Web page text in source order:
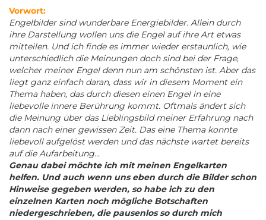
Vorwort:
Engelbilder sind wunderbare Energiebilder. Allein durch
ihre Darstellung wollen uns die Engel auf ihre Art etwas
mitteilen. Und ich finde es immer wieder erstaunlich, wie
unterschiedlich die Meinungen doch sind bei der Frage,
welcher meiner Engel denn nun am schönsten ist. Aber das
liegt ganz einfach daran, dass wir in diesem Moment ein
Thema haben, das durch diesen einen Engel in eine
liebevolle innere Berührung kommt. Oftmals ändert sich
die Meinung über das Lieblingsbild meiner Erfahrung nach
dann nach einer gewissen Zeit. Das eine Thema konnte
liebevoll aufgelöst werden und das nächste wartet bereits
auf die Aufarbeitung…
Genau dabei möchte ich mit meinen Engelkarten
helfen. Und auch wenn uns eben durch die Bilder schon
Hinweise gegeben werden, so habe ich zu den
einzelnen Karten noch mögliche Botschaften
niedergeschrieben, die pausenlos so durch mich